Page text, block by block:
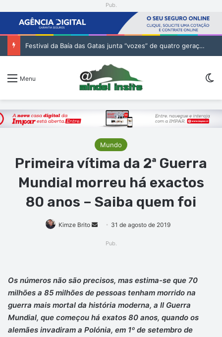
Pub.
Festival da Baía das Gatas junta “vozes” de quatro gerações da música cabo-verdiana na segunda noite
Menu
Mundo
Primeira vítima da 2ª Guerra
Mundial morreu há exactos
80 anos – Saiba quem foi
Kimze Brito
Mande31 de agosto de 2019
Pub.
Os números não são precisos, mas estima-se que 70
milhões a 85 milhões de pessoas tenham morrido na
guerra mais mortal da história moderna, a II Guerra
Mundial, que começou há exatos 80 anos, quando os
alemães invadiram a Polónia, em 1º de setembro de